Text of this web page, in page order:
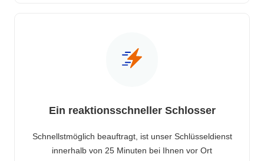
Ein reaktionsschneller Schlosser
Schnellstmöglich beauftragt, ist unser Schlüsseldienst
innerhalb von 25 Minuten bei Ihnen vor Ort